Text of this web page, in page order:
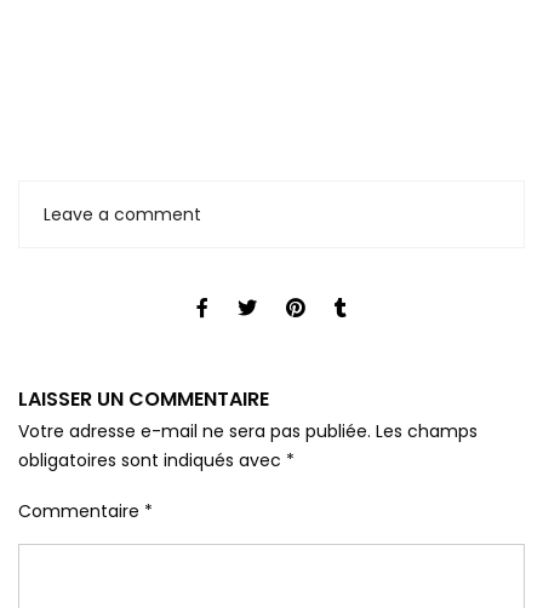
Leave a comment
LAISSER UN COMMENTAIRE
Votre adresse e-mail ne sera pas publiée. Les champs
obligatoires sont indiqués avec *
Commentaire *